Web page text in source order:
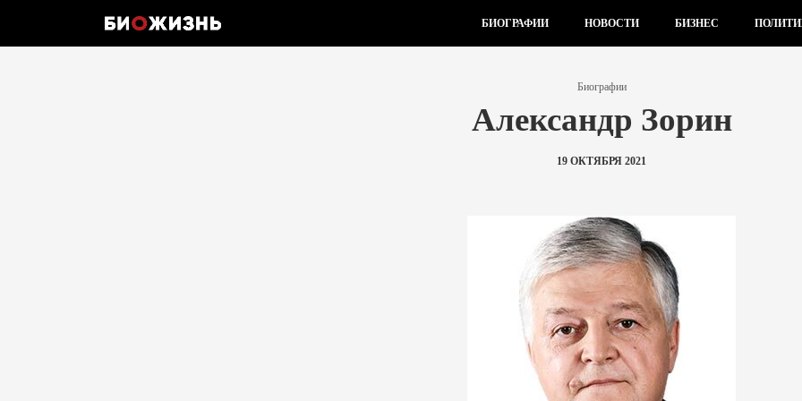
БИОГРАФИИ НОВОСТИ БИЗНЕС
Биографии
Александр Зорин
19 ОКТЯБРЯ 2021